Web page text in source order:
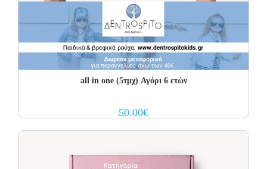
all in one (5τμχ) Αγόρι 6 ετών
50.00€